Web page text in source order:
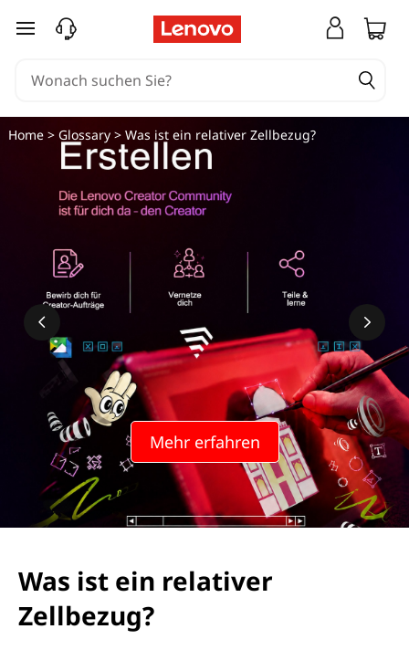
zum Hauptinhalt springen
Mehr erfahren
Home> Glossary> Was ist ein relativer Zellbezug?
Was ist ein relativer
Zellbezug?